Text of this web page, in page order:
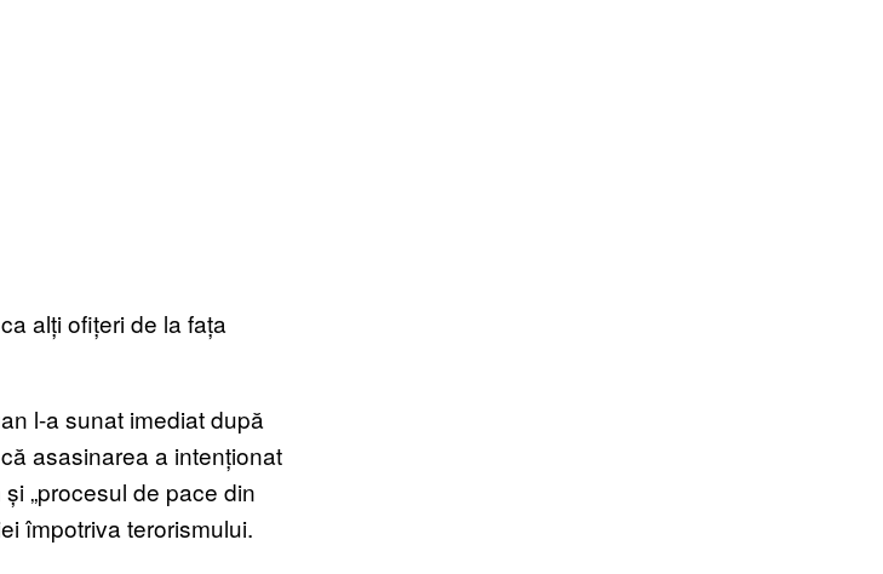
alți ofițeri de la fața
l-a sunat imediat după
că asasinarea a intenționat
„procesul de pace din
împotriva terorismului.